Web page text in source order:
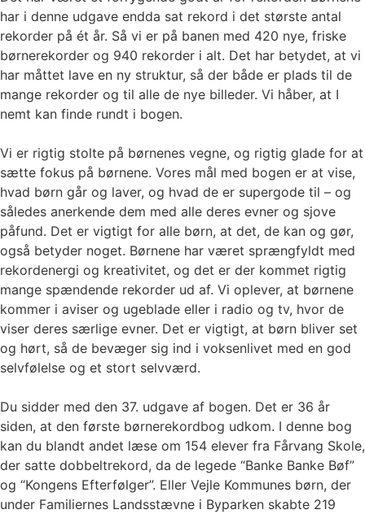
har i denne udgave endda sat rekord i det største antal
rekorder på ét år. Så vi er på banen med 420 nye, friske
børnerekorder og 940 rekorder i alt. Det har betydet, at vi
har måttet lave en ny struktur, så der både er plads til de
mange rekorder og til alle de nye billeder. Vi håber, at I
nemt kan finde rundt i bogen.
Vi er rigtig stolte på børnenes vegne, og rigtig glade for at
sætte fokus på børnene. Vores mål med bogen er at vise,
hvad børn går og laver, og hvad de er supergode til – og
således anerkende dem med alle deres evner og sjove
påfund. Det er vigtigt for alle børn, at det, de kan og gør,
også betyder noget. Børnene har været sprængfyldt med
rekordenergi og kreativitet, og det er der kommet rigtig
mange spændende rekorder ud af. Vi oplever, at børnene
kommer i aviser og ugeblade eller i radio og tv, hvor de
viser deres særlige evner. Det er vigtigt, at børn bliver set
og hørt, så de bevæger sig ind i voksenlivet med en god
selvfølelse og et stort selvværd.
Du sidder med den 37. udgave af bogen. Det er 36 år
siden, at den første børnerekordbog udkom. I denne bog
kan du blandt andet læse om 154 elever fra Fårvang Skole,
der satte dobbeltrekord, da de legede “Banke Banke Bøf”
og “Kongens Efterfølger”. Eller Vejle Kommunes børn, der
under Familiernes Landsstævne i Byparken skabte 219